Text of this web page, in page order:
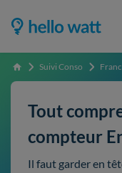
Accueil Suivi Conso
Tout
compteur
Il faut garder en